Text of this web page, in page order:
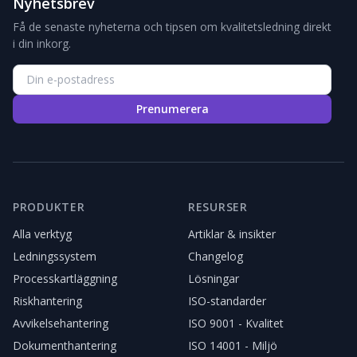
Få de senaste nyheterna och tipsen om kvalitetsledning direkt
i din inkorg.
Prenumerera
PRODUKTER
Alla verktyg
Ledningssystem
Processkartläggning
Riskhantering
Avvikelsehantering
Dokumenthantering
RESURSER
Artiklar & insikter
Changelog
Lösningar
ISO-standarder
ISO 9001 - Kvalitet
ISO 14001 - Miljö